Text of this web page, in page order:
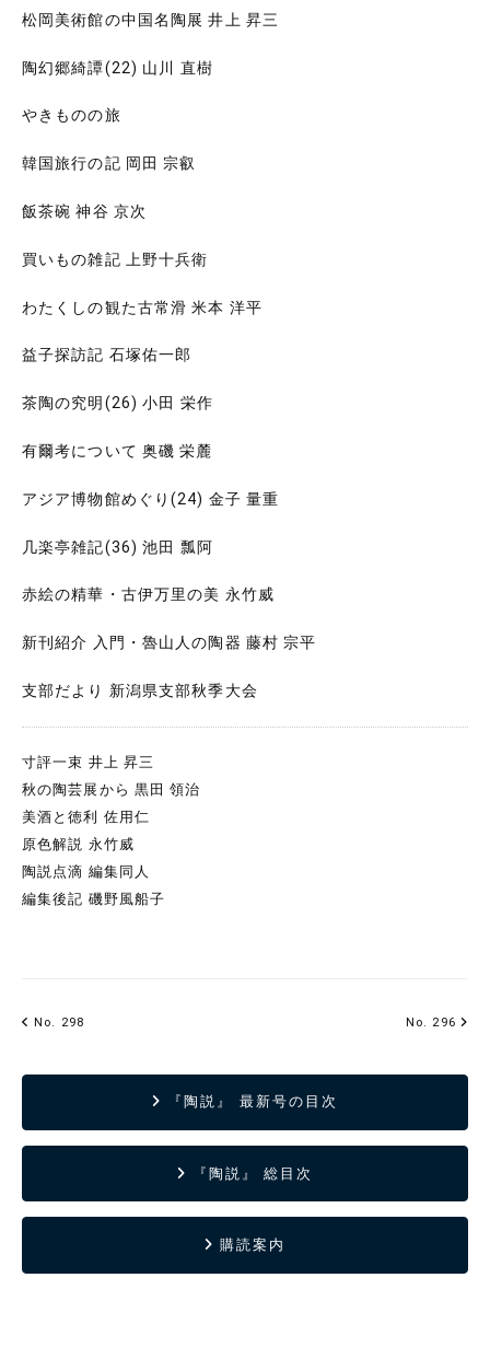
松岡美術館の中国名陶展 井上 昇三
陶幻郷綺譚(22) 山川 直樹
やきものの旅
韓国旅行の記 岡田 宗叡
飯茶碗 神谷 京次
買いもの雑記 上野十兵衛
わたくしの観た古常滑 米本 洋平
益子探訪記 石塚佑一郎
茶陶の究明(26) 小田 栄作
有爾考について 奥磯 栄麓
アジア博物館めぐり(24) 金子 量重
几楽亭雑記(36) 池田 瓢阿
赤絵の精華・古伊万里の美 永竹威
新刊紹介 入門・魯山人の陶器 藤村 宗平
支部だより 新潟県支部秋季大会
寸評一束 井上 昇三
秋の陶芸展から 黒田 領治
美酒と徳利 佐用仁
原色解説 永竹威
陶説点滴 編集同人
編集後記 磯野風船子
No. 298 No. 296
『陶説』 最新号の目次
『陶説』 総目次
購読案内